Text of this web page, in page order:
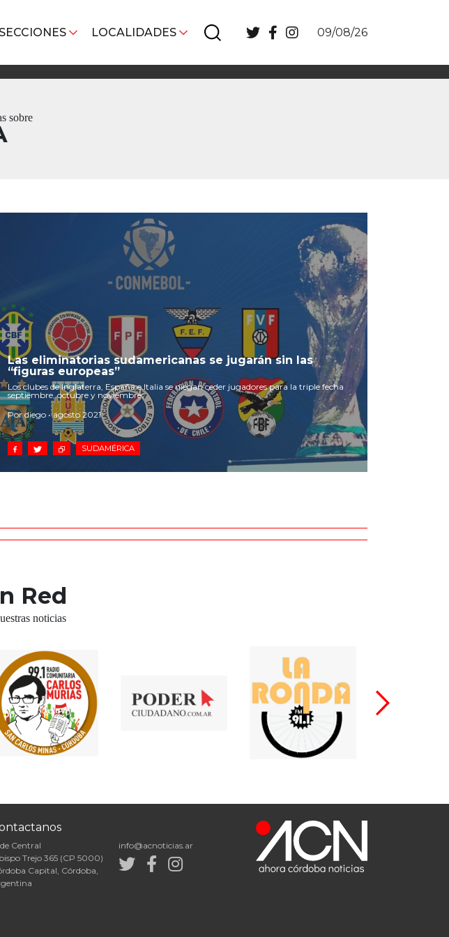
LOCALIDADES 09/08/26
sobre
Las eliminatorias sudamericanas se jugarán sin las
“figuras europeas”
Los clubes de Inglaterra, España e Italia se niegan ceder jugadores para la triple fecha
septiembre, octubre y noviembre.
Por diego • agosto 2021
SUDAMÉRICA
Red
noticias
Central
Trejo 365 (CP 5000)
Capital, Córdoba,
info@acnoticias.ar